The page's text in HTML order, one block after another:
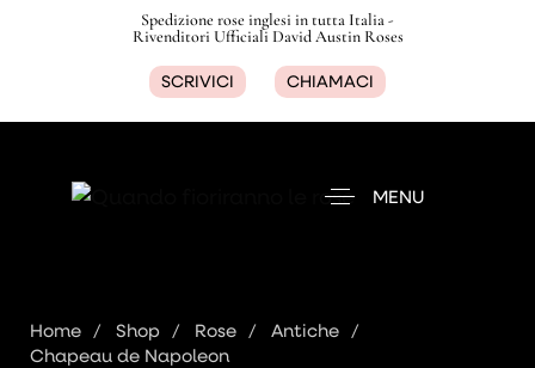
Spedizione rose inglesi in tutta Italia -
Rivenditori Ufficiali David Austin Roses
SCRIVICI CHIAMACI
MENU
Home Shop Rose
Antiche
Chapeau de Napoleon